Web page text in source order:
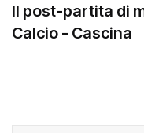
Il post-partita di
Calcio - Cascina